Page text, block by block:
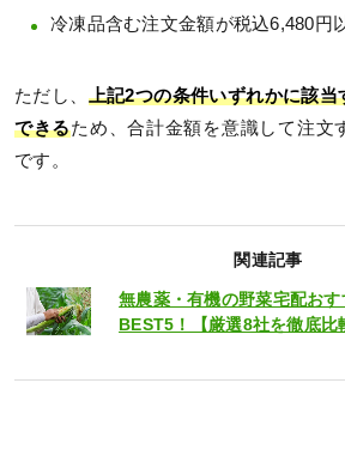
冷凍品含む注文金額が税込6,480円
ただし、 上記2つの条件いずれかに該
できるため、合計金額を意識して注文
です。
関連記事
無農薬・有機の野菜宅配お
BEST5！【厳選8社を徹底比